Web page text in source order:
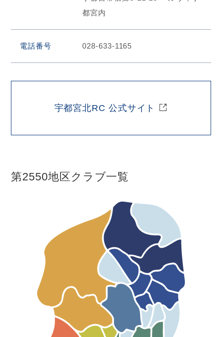
都宮内
電話番号 028-633-1165
宇都宮北RC 公式サイト
第2550地区クラブ一覧